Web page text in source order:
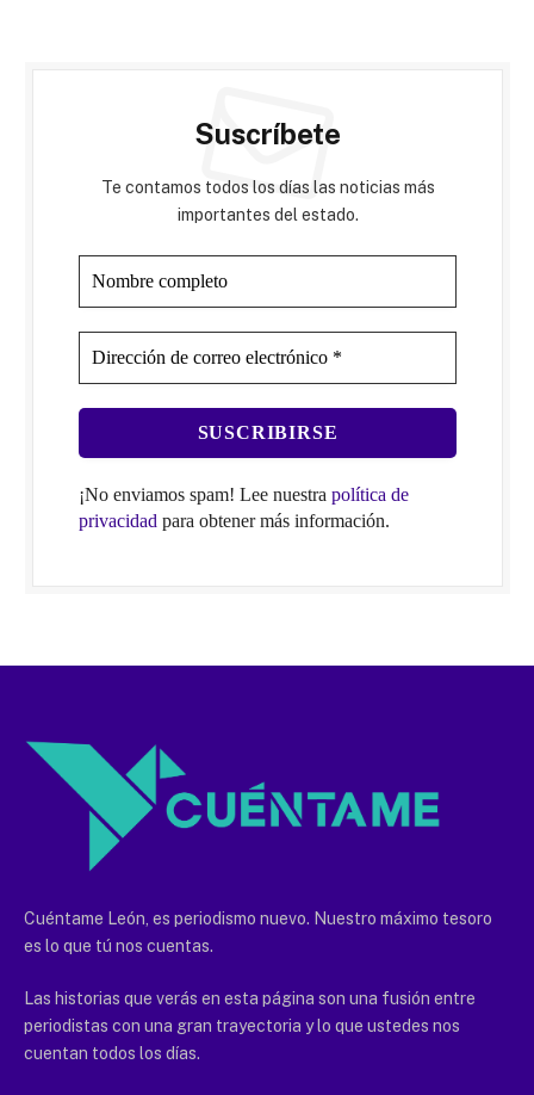
Suscríbete
Te contamos todos los días las noticias más
importantes del estado.
¡No enviamos spam! Lee nuestra política de
privacidad para obtener más información.
Cuéntame León, es periodismo nuevo. Nuestro máximo tesoro
es lo que tú nos cuentas.
Las historias que verás en esta página son una fusión entre
periodistas con una gran trayectoria y lo que ustedes nos
cuentan todos los días.